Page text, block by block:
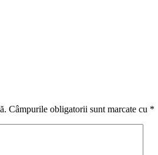
Câmpurile obligatorii sunt marcate cu *